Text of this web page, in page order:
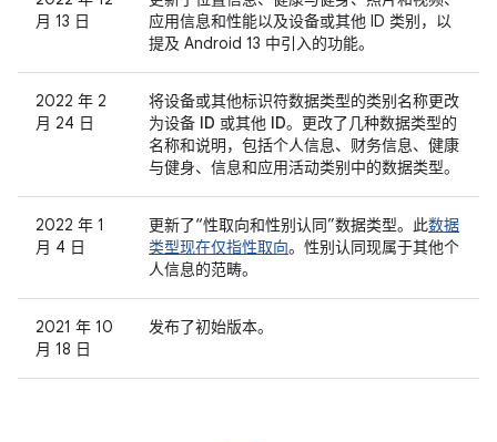
月 13 日
应用信息和性能以及设备或其他 ID 类别，以
提及 Android 13 中引入的功能。
2022 年 2
月 24 日
将设备或其他标识符数据类型的类别名称更改
为设备 ID 或其他 ID。更改了几种数据类型的
名称和说明，包括个人信息、 财务信息、 健康
与健身、 信息和应用活动类别中的数据类型。
2022 年 1
月 4 日
更新了“性取向和性别认同”数据类型。此数据
类型现在仅指性取向。性别认同现属于其他个
人信息的范畴。
2021 年 10
月 18 日
发布了初始版本。